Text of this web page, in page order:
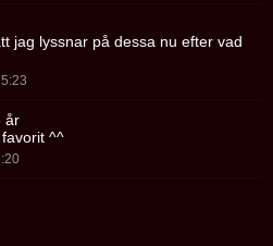
jag lyssnar på dessa nu efter vad
år
^^